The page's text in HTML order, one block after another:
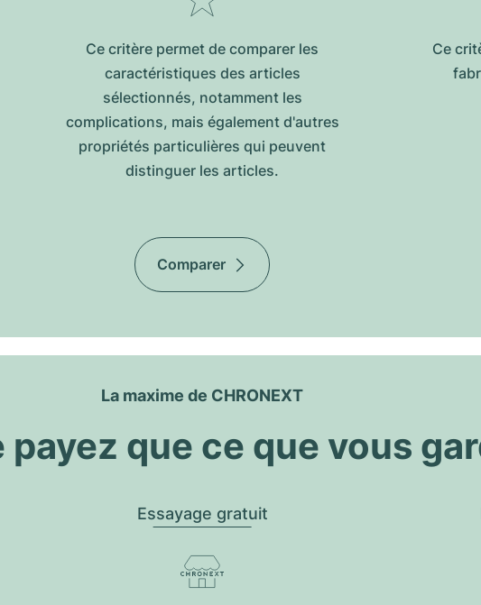
Ce critère permet de comparer les
caractéristiques des articles
sélectionnés, notamment les
complications, mais également d'autres
propriétés particulières qui peuvent
distinguer les articles.
Ce
Comparer
La maxime de CHRONEXT
payez que ce que vous
Essayage gratuit